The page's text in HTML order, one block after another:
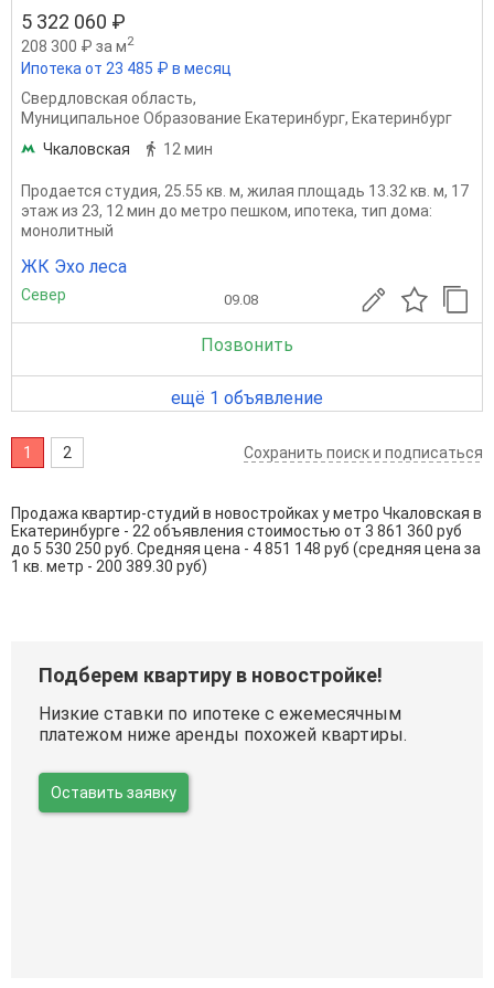
5 322 060 ₽
208 300 ₽ за м2
Ипотека от 23 485 ₽ в месяц
Свердловская область,
Муниципальное Образование Екатеринбург, Екатеринбург
Чкаловская
12 мин
Продается студия, 25.55 кв. м, жилая площадь 13.32 кв. м, 17
этаж из 23, 12 мин до метро пешком, ипотека, тип дома:
монолитный
ЖК Эхо леса
Север 09.08
Позвонить
ещё 1 объявление
1 2 Сохранить поиск и подписаться
Продажа квартир-студий в новостройках у метро Чкаловская в
Екатеринбурге - 22 объявления стоимостью от 3 861 360 руб
до 5 530 250 руб. Средняя цена - 4 851 148 руб (средняя цена за
1 кв. метр - 200 389.30 руб)
Подберем квартиру в новостройке!
Низкие ставки по ипотеке с ежемесячным
платежом ниже аренды похожей квартиры.
Оставить заявку